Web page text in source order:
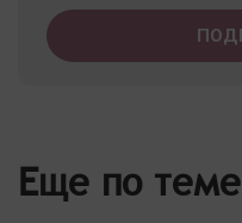
Еще по теме